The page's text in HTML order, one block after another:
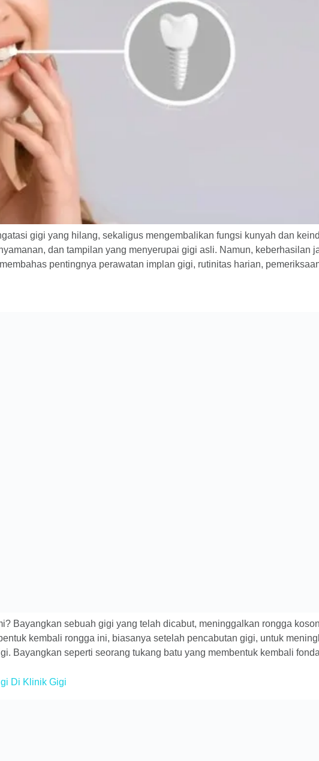
gigi yang hilang, sekaligus mengembalikan fungsi kunyah dan
dan tampilan yang menyerupai gigi asli. Namun, keberhasilan
pentingnya perawatan implan gigi, rutinitas harian,
Bayangkan sebuah gigi yang telah dicabut, meninggalkan rongga
kembali rongga ini, biasanya setelah pencabutan gigi, untuk
Bayangkan seperti seorang tukang batu yang membentuk kembali
Di Klinik Gigi